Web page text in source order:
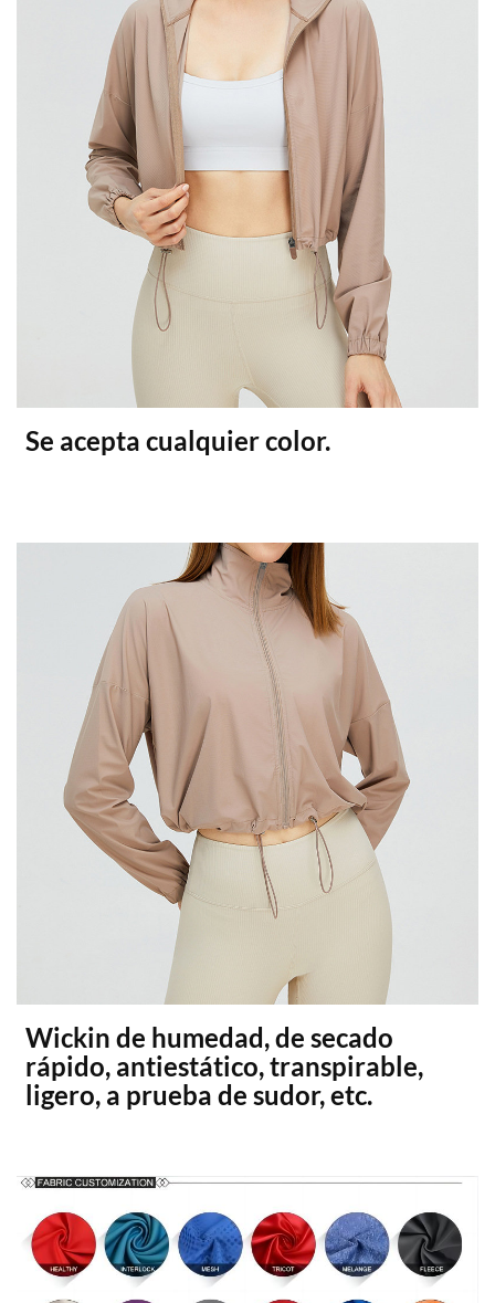
Se acepta cualquier color.
Wickin de humedad, de secado
rápido, antiestático, transpirable,
ligero, a prueba de sudor, etc.